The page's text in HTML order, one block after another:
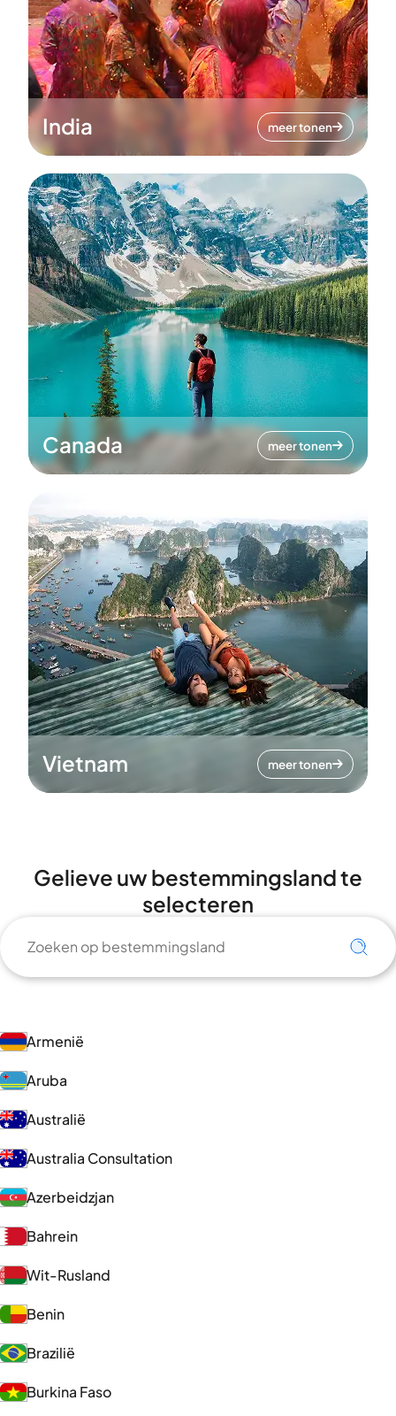
India meer tonen
Canada meer tonen
Vietnam meer tonen
Gelieve uw bestemmingsland te
selecteren
Armenië
Aruba
Australië
Australia Consultation
Azerbeidzjan
Bahrein
Wit-Rusland
Benin
Brazilië
Burkina Faso